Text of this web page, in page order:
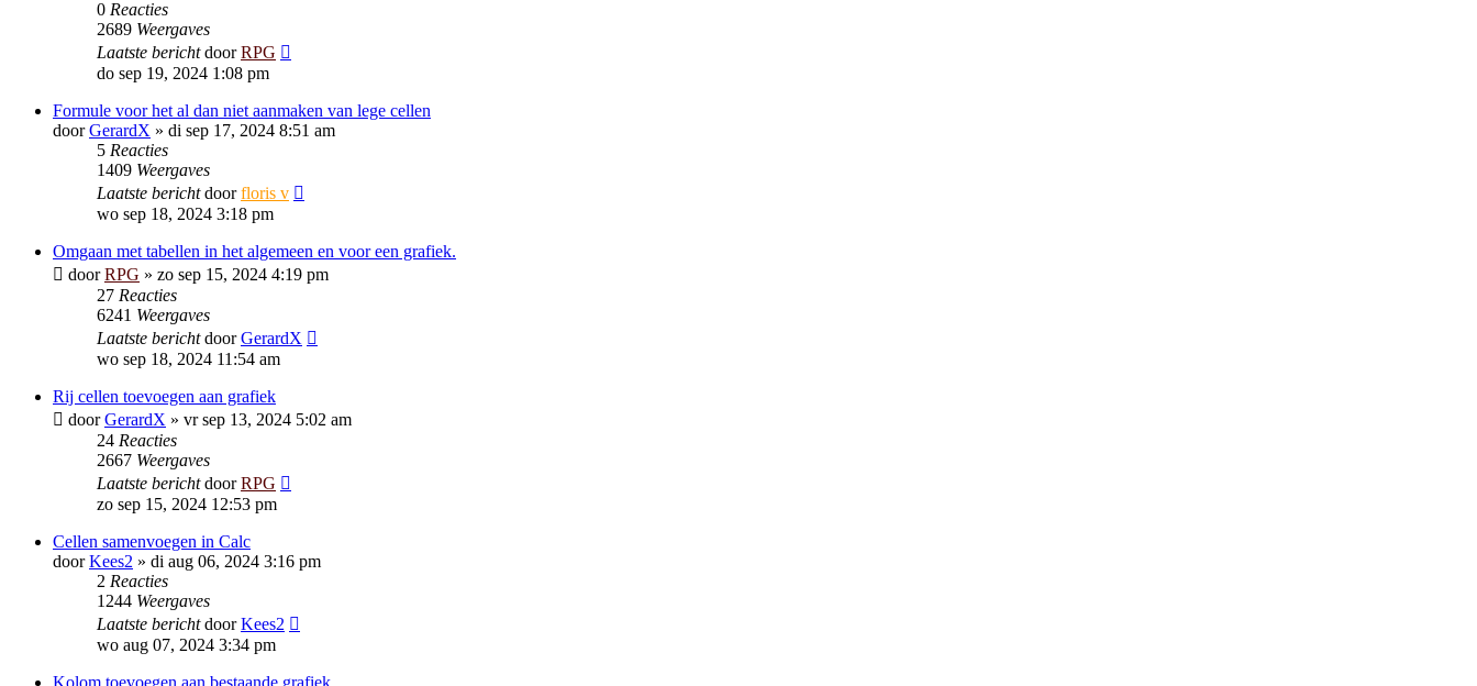
0 Reacties
2689 Weergaves
Laatste berichtdoorRPG
do sep 19, 2024 1:08 pm
Formule voor het al dan niet aanmaken van lege cellen
doorGerardX » di sep 17, 2024 8:51 am
5 Reacties
1409 Weergaves
Laatste berichtdoorfloris v
wo sep 18, 2024 3:18 pm
Omgaan met tabellen in het algemeen en voor een grafiek.
doorRPG » zo sep 15, 2024 4:19 pm
27 Reacties
6241 Weergaves
Laatste berichtdoorGerardX
wo sep 18, 2024 11:54 am
Rij cellen toevoegen aan grafiek
doorGerardX » vr sep 13, 2024 5:02 am
24 Reacties
2667 Weergaves
Laatste berichtdoorRPG
zo sep 15, 2024 12:53 pm
Cellen samenvoegen in Calc
doorKees2 » di aug 06, 2024 3:16 pm
2 Reacties
1244 Weergaves
Laatste berichtdoorKees2
wo aug 07, 2024 3:34 pm
Kolom toevoegen aan bestaande grafiek